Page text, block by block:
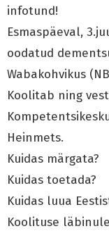
infotund!
Esmaspäeval,
oodatud
Wabakohvikus
Koolitab ning
Heinmets.
Kuidas märgata?
Kuidas toetada?
Kuidas luua
Koolituse